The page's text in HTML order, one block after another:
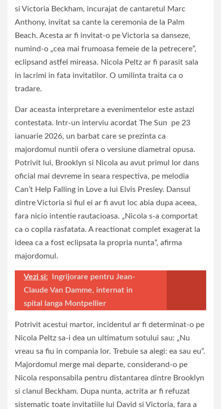
si Victoria Beckham, incurajat de cantaretul Marc
Anthony, invitat sa cante la ceremonia de la Palm
Beach. Acesta ar fi invitat-o pe Victoria sa danseze,
numind-o „cea mai frumoasa femeie de la petrecere”,
eclipsand astfel mireasa. Nicola Peltz ar fi parasit sala
in lacrimi in fata invitatilor. O umilinta traita ca o
tradare.
Dar aceasta interpretare a evenimentelor este astazi
contestata. Intr-un interviu acordat The Sun pe 23
ianuarie 2026, un barbat care se prezinta ca
majordomul nuntii ofera o versiune diametral opusa.
Potrivit lui, Brooklyn si Nicola au avut primul lor dans
oficial mai devreme in seara respectiva, pe melodia
Can’t Help Falling in Love a lui Elvis Presley. Dansul
dintre Victoria si fiul ei ar fi avut loc abia dupa aceea,
fara nicio intentie rautacioasa. „Nicola s-a comportat
ca o copila rasfatata. A reactionat complet exagerat la
ideea ca a fost eclipsata la propria nunta”, afirma
majordomul.
Vezi si:
Ingrijorare pentru Jean-
Claude Van Damme, internat in
spital langa Montpellier
Potrivit acestui martor, incidentul ar fi determinat-o pe
Nicola Peltz sa-i dea un ultimatum sotului sau: „Nu
vreau sa fiu in compania lor. Trebuie sa alegi: ea sau eu”.
Majordomul merge mai departe, considerand-o pe
Nicola responsabila pentru distantarea dintre Brooklyn
si clanul Beckham. Dupa nunta, actrita ar fi refuzat
sistematic toate invitatiile lui David si Victoria, fara a